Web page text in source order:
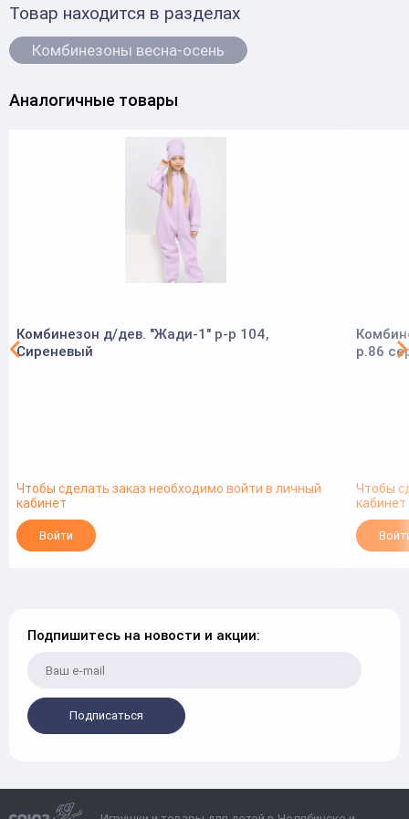
Товар находится в разделах
Комбинезоны весна-осень
Аналогичные товары
Комбинезон д/дев. "Жади-1" р-р 104,
Сиреневый
Чтобы сделать заказ необходимо войти в личный
кабинет
Войти
р.86
Чтобы
кабинет
Подпишитесь на новости и акции:
Подписаться